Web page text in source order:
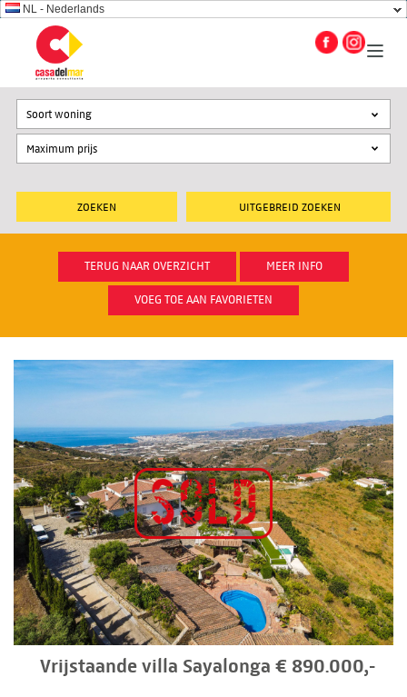
NL - Nederlands
UITGEBREID ZOEKEN
Soort woning
TERUG NAAR OVERZICHT MEER INFO
VOEG TOE AAN FAVORIETEN
Vrijstaande villa Sayalonga € 890.000,-